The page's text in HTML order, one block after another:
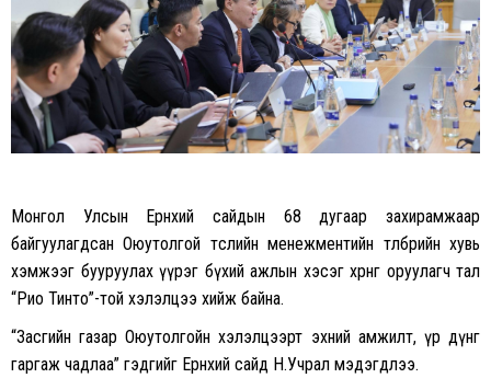
Монгол Улсын Ерөнхий сайдын 68 дугаар захирамжаар
байгуулагдсан Оюутолгой төслийн менежментийн төлбөрийн хувь
хэмжээг бууруулах үүрэг бүхий ажлын хэсэг хөрөнгө оруулагч тал
“Рио Тинто”-той хэлэлцээ хийж байна.
“Засгийн газар Оюутолгойн хэлэлцээрт эхний амжилт, үр дүнг
гаргаж чадлаа” гэдгийг Ерөнхий сайд Н.Учрал мэдэгдлээ.